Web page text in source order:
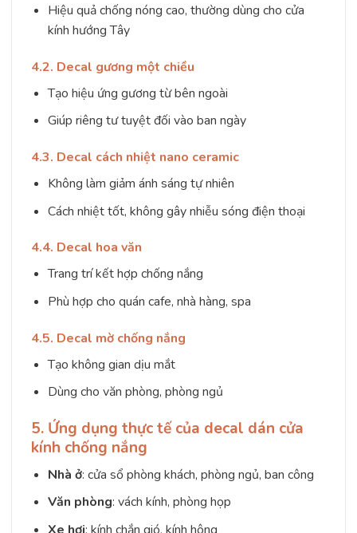
Hiệu quả chống nóng cao, thường dùng cho cửa
kính hướng Tây
4.2. Decal gương một chiều
Tạo hiệu ứng gương từ bên ngoài
Giúp riêng tư tuyệt đối vào ban ngày
4.3. Decal cách nhiệt nano ceramic
Không làm giảm ánh sáng tự nhiên
Cách nhiệt tốt, không gây nhiễu sóng điện thoại
4.4. Decal hoa văn
Trang trí kết hợp chống nắng
Phù hợp cho quán cafe, nhà hàng, spa
4.5. Decal mờ chống nắng
Tạo không gian dịu mắt
Dùng cho văn phòng, phòng ngủ
5. Ứng dụng thực tế của decal dán cửa
kính chống nắng
Nhà ở: cửa sổ phòng khách, phòng ngủ, ban công
Văn phòng: vách kính, phòng họp